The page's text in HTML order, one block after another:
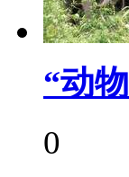
“动
0